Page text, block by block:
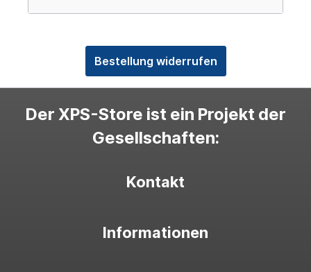
Bestellung widerrufen
Der XPS-Store ist ein Projekt der
Gesellschaften:
Kontakt
Informationen